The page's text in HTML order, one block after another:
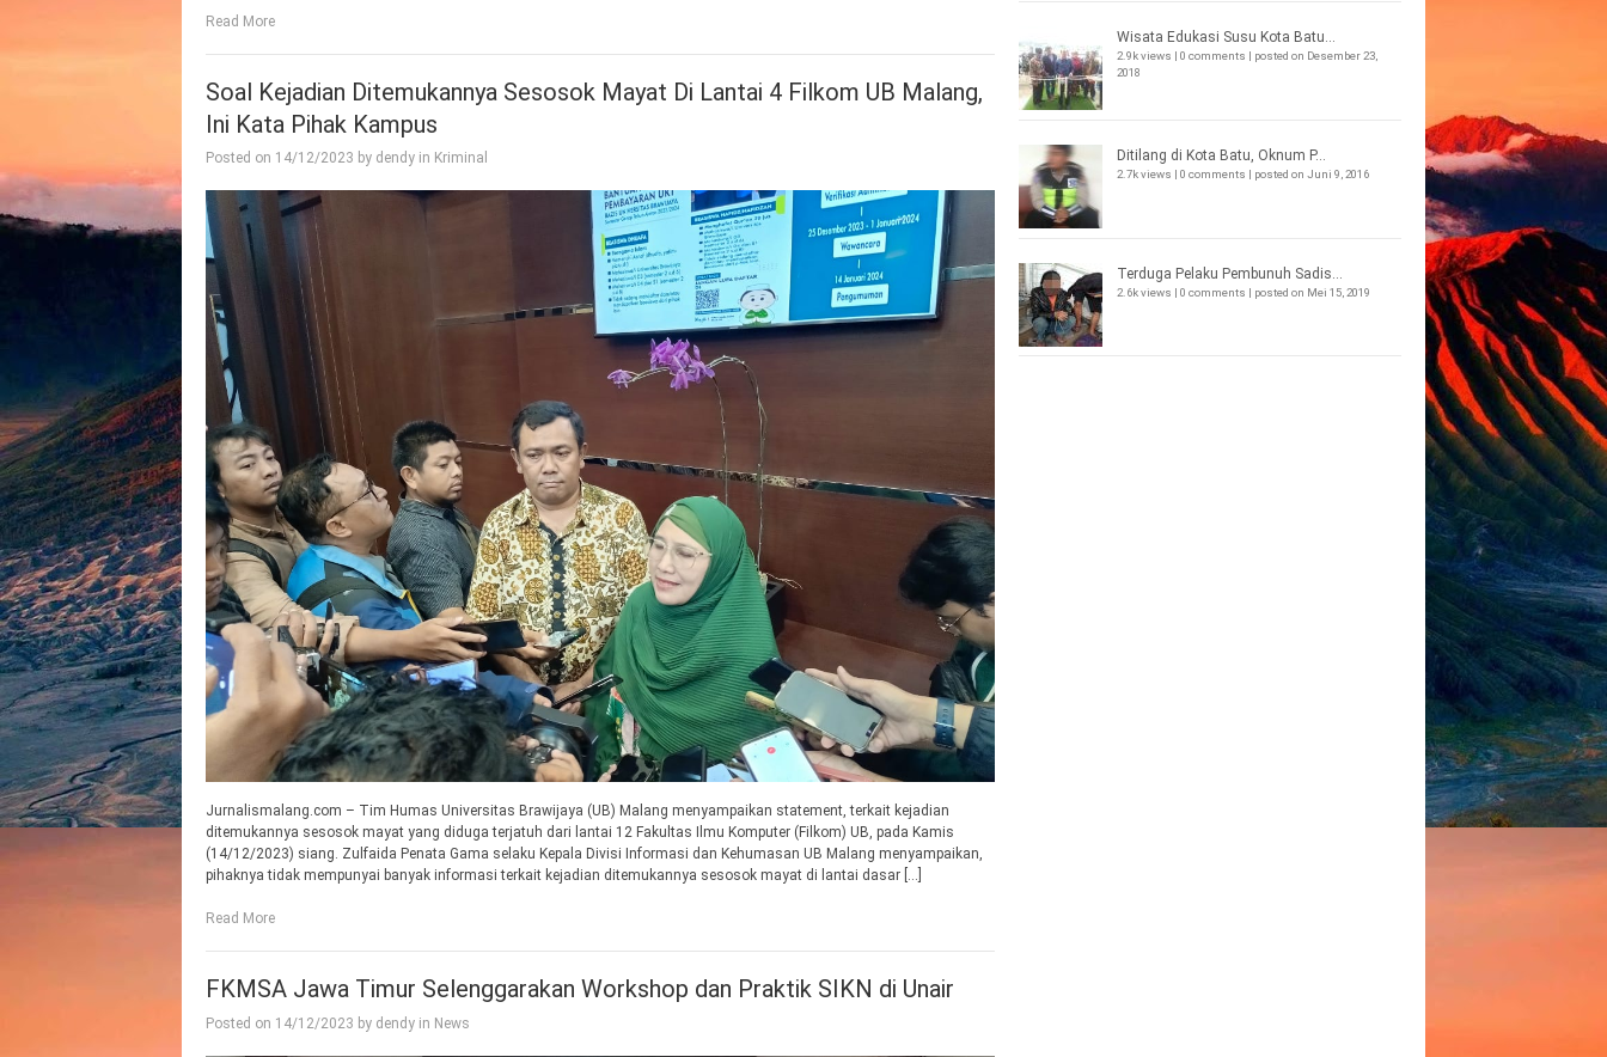
Read More
Soal Kejadian Ditemukannya Sesosok Mayat Di Lantai 4 Filkom UB Malang,
Ini Kata Pihak Kampus
Posted on 14/12/2023 by dendy in Kriminal
Jurnalismalang.com – Tim Humas Universitas Brawijaya (UB) Malang menyampaikan statement, terkait kejadian
ditemukannya sesosok mayat yang diduga terjatuh dari lantai 12 Fakultas Ilmu Komputer (Filkom) UB, pada Kamis
(14/12/2023) siang. Zulfaida Penata Gama selaku Kepala Divisi Informasi dan Kehumasan UB Malang menyampaikan,
pihaknya tidak mempunyai banyak informasi terkait kejadian ditemukannya sesosok mayat di lantai dasar […]
Read More
FKMSA Jawa Timur Selenggarakan Workshop dan Praktik SIKN di Unair
Posted on 14/12/2023 by dendy in News
Wisata Edukasi Susu Kota Batu...
2.9k views | 0 comments | posted on Desember 23,
2018
Ditilang di Kota Batu, Oknum P...
2.7k views | 0 comments | posted on Juni 9, 2016
Terduga Pelaku Pembunuh Sadis...
2.6k views | 0 comments | posted on Mei 15, 2019